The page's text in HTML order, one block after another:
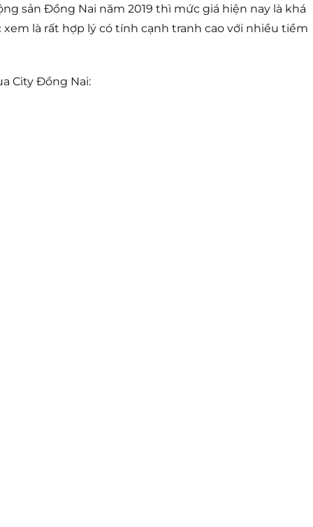
sản Đồng Nai năm 2019 thì mức giá hiện nay là khá
xem là rất hợp lý có tính cạnh tranh cao với nhiều tiềm
City Đồng Nai: